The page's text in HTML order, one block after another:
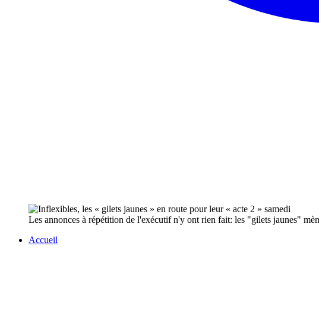
Les annonces à répétition de l'exécutif n'y ont rien fait: les "gilets jaunes"
Accueil